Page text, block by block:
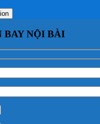
BAY NỘI BÀI